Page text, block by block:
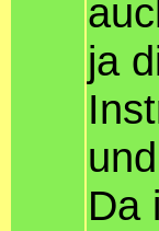
ja
Da